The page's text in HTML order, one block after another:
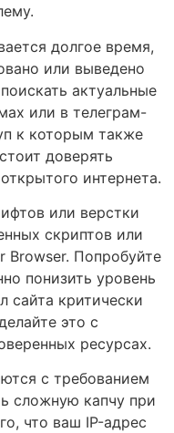
долгое время,
или выведено
актуальные
или в телеграм-
к которым также
доверять
интернета.
или верстки
скриптов или
Browser. Попробуйте
понизить уровень
сайта критически
это с
ресурсах.
с требованием
сложную капчу при
что ваш IP-адрес